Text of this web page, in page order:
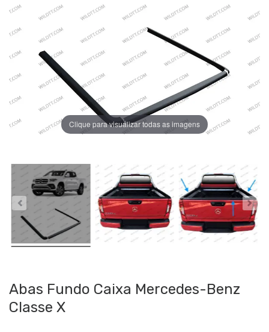
Clique para visualizar todas as imagens
Abas Fundo Caixa Mercedes-Benz
Classe X